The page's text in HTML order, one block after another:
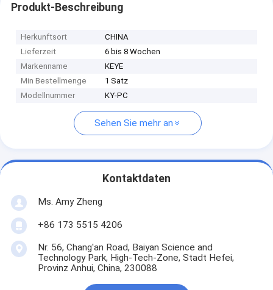
Produkt-Beschreibung
Herkunftsort
CHINA
Lieferzeit
6 bis 8 Wochen
Markenname
KEYE
Min Bestellmenge
1 Satz
Modellnummer
KY-PC
Sehen Sie mehr an
Kontaktdaten
Ms. Amy Zheng
+86 173 5515 4206
Nr. 56, Chang'an Road, Baiyan Science and
Technology Park, High-Tech-Zone, Stadt Hefei,
Provinz Anhui, China, 230088